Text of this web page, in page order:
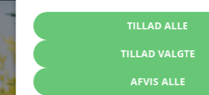
TILLAD VALGTE
TILLAD ALLE
AFVIS ALLE